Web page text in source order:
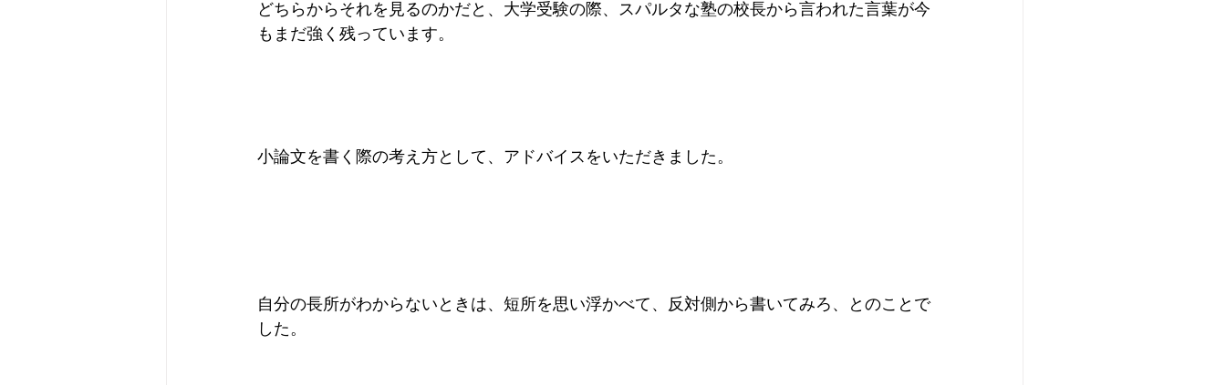
どちらからそれを見るのかだと、大学受験の際、スパルタな塾の校長から言われた言葉が今
もまだ強く残っています。
小論文を書く際の考え方として、アドバイスをいただきました。
自分の長所がわからないときは、短所を思い浮かべて、反対側から書いてみろ、とのことで
した。